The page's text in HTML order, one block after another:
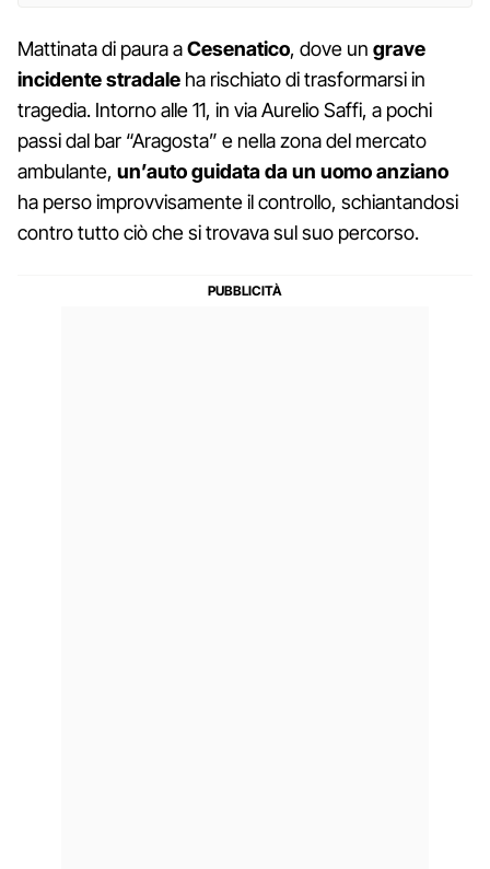
Mattinata di paura aCesenatico, dove un grave
incidente stradale ha rischiato di trasformarsi in
tragedia. Intorno alle 11, in via Aurelio Saffi, a pochi
passi dal bar “Aragosta” e nella zona del mercato
ambulante, un’auto guidata da un uomo anziano
ha perso improvvisamente il controllo, schiantandosi
contro tutto ciò che si trovava sul suo percorso.